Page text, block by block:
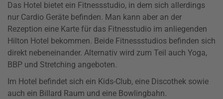
Das Hotel bietet ein Fitnessstudio, in dem sich allerdings
nur Cardio Geräte befinden. Man kann aber an der
Rezeption eine Karte für das Fitnesstudio im anliegenden
Hilton Hotel bekommen. Beide Fitnessstudios befinden sich
direkt nebeneinander. Alternativ wird zum Teil auch Yoga,
BBP und Stretching angeboten.
Im Hotel befindet sich ein Kids-Club, eine Discothek sowie
auch ein Billard Raum und eine Bowlingbahn.